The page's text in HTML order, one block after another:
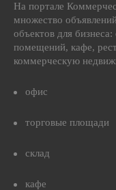
На портале
множество
объектов для
помещений, кафе,
коммерческую
офис
торговые площади
склад
кафе